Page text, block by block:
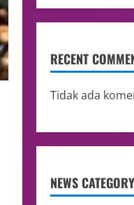
RECENT
Tidak ada
NEWS